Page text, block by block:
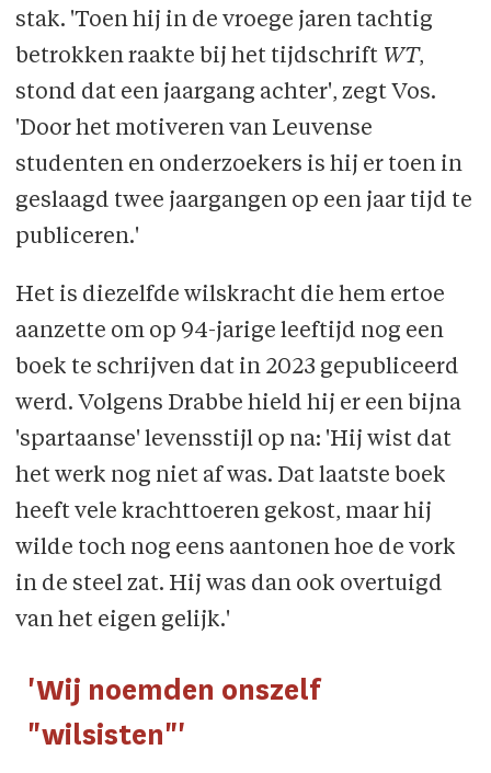
stak. 'Toen hij in de vroege jaren tachtig
betrokken raakte bij het tijdschrift WT ,
stond dat een jaargang achter', zegt Vos.
'Door het motiveren van Leuvense
studenten en onderzoekers is hij er toen in
geslaagd twee jaargangen op een jaar tijd te
publiceren.'
Het is diezelfde wilskracht die hem ertoe
aanzette om op 94-jarige leeftijd nog een
boek te schrijven dat in 2023 gepubliceerd
werd. Volgens Drabbe hield hij er een bijna
'spartaanse' levensstijl op na: 'Hij wist dat
het werk nog niet af was. Dat laatste boek
heeft vele krachttoeren gekost, maar hij
wilde toch nog eens aantonen hoe de vork
in de steel zat. Hij was dan ook overtuigd
van het eigen gelijk.'
'Wij noemden onszelf
"wilsisten"'